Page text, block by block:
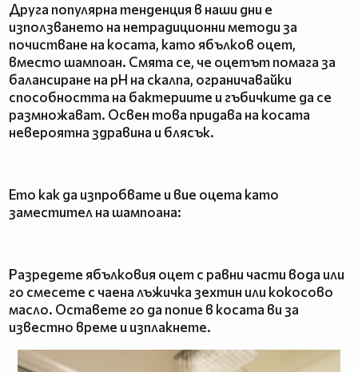
Друга популярна тенденция в наши дни е
използването на нетрадиционни методи за
почистване на косата, като ябълков оцет,
вместо шампоан. Смята се, че оцетът помага за
балансиране на pH на скалпа, ограничавайки
способността на бактериите и гъбичките да се
размножават. Освен това придава на косата
невероятна здравина и блясък.
Ето как да изпробвате и вие оцета като
заместител на шампоана:
Разредете ябълковия оцет с равни части вода или
го смесете с чаена лъжичка зехтин или кокосово
масло. Оставете го да попие в косата ви за
известно време и изплакнете.